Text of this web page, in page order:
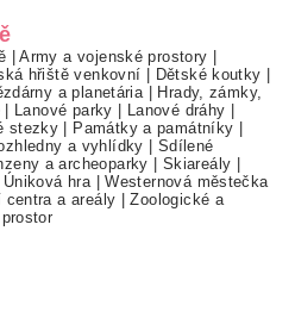
|Army a vojenské prostory
hřiště venkovní Dětské koutky
a planetária
Hrady, zámky,
| Lanové parky Lanové dráhy
stezky Památky a památníky
a vyhlídky
Sdílené
a archeoparky Skiareály
Úniková hra |Westernová městečka
centra a areály |Zoologické a